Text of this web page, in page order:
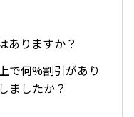
ありますか？
で何%割引があり
ましたか？